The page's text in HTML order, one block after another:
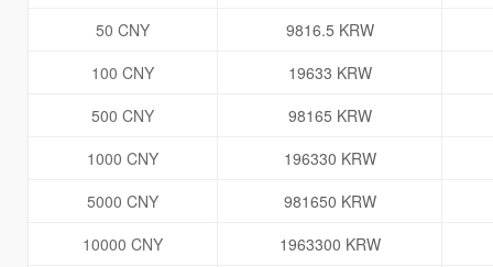
50 CNY
9816.5 KRW
100 CNY
19633 KRW
500 CNY
98165 KRW
1000 CNY
196330 KRW
5000 CNY
981650 KRW
10000 CNY
1963300 KRW